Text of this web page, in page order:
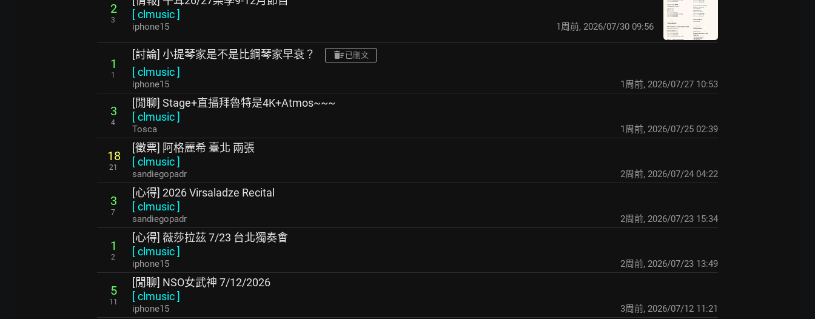
2
3
[clmusic]
iphone15 1周前, 2026/07/30 09:56
1
1
[討論] 小提琴家是不是比鋼琴家早衰？ 已刪文
[clmusic]
iphone15 1周前, 2026/07/27 10:53
3
4
[閒聊] Stage+直播拜魯特是4K+Atmos~~~
[clmusic]
Tosca 1周前, 2026/07/25 02:39
18
21
[徵票] 阿格麗希 臺北 兩張
[clmusic]
sandiegopadr 2周前, 2026/07/24 04:22
3
7
[心得] 2026 Virsaladze Recital
[clmusic]
sandiegopadr 2周前, 2026/07/23 15:34
1
2
[心得] 薇莎拉茲 7/23 台北獨奏會
[clmusic]
iphone15 2周前, 2026/07/23 13:49
5
11
[閒聊] NSO女武神 7/12/2026
[clmusic]
iphone15 3周前, 2026/07/12 11:21